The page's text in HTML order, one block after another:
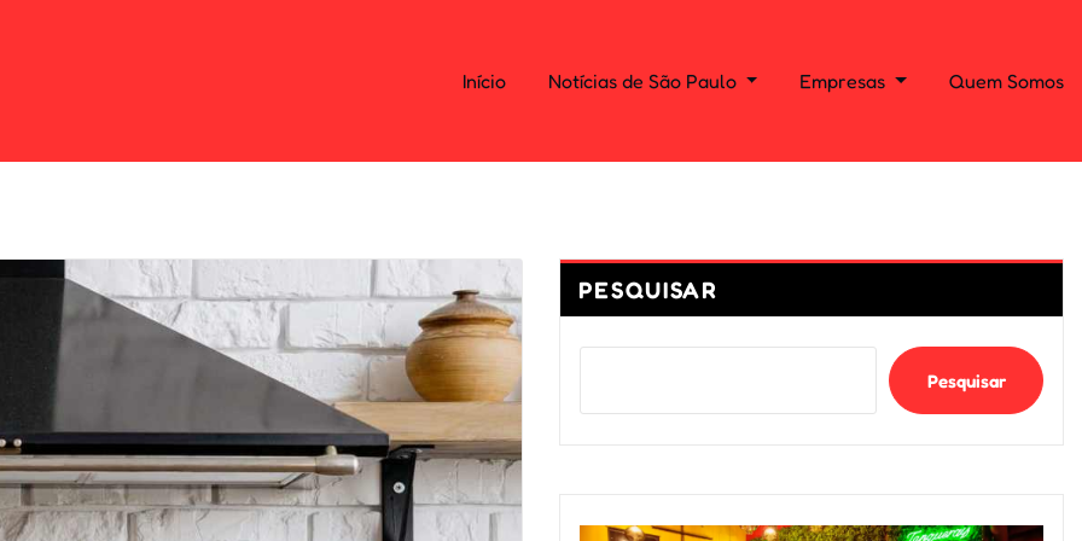
Início Notícias de São Paulo Empresas Quem Somos
PESQUISAR
Pesquisar